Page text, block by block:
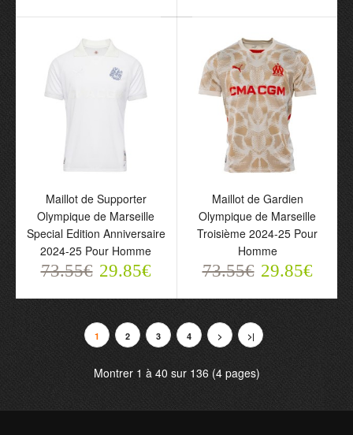
Maillot de Supporter
Olympique de Marseille
Domicile 2025-26 Pour
Homme
73.55€ 29.85€
Maillot de Supporter
Olympique de Marseille
Domicile 2025-26 Pour
Enfant
73.55€ 29.85€
Maillot de Supporter
Maillot de Supporter
Maillot de Supporter
Olympique de Marseille
Special Edition Anniversaire
2024-25 Pour Homme
73.55€ 29.85€
Maillot de Gardien
Olympique de Marseille
Troisième 2024-25 Pour
Homme
73.55€ 29.85€
1 2 3 4 > >|
Montrer 1 à 40 sur 136 (4 pages)